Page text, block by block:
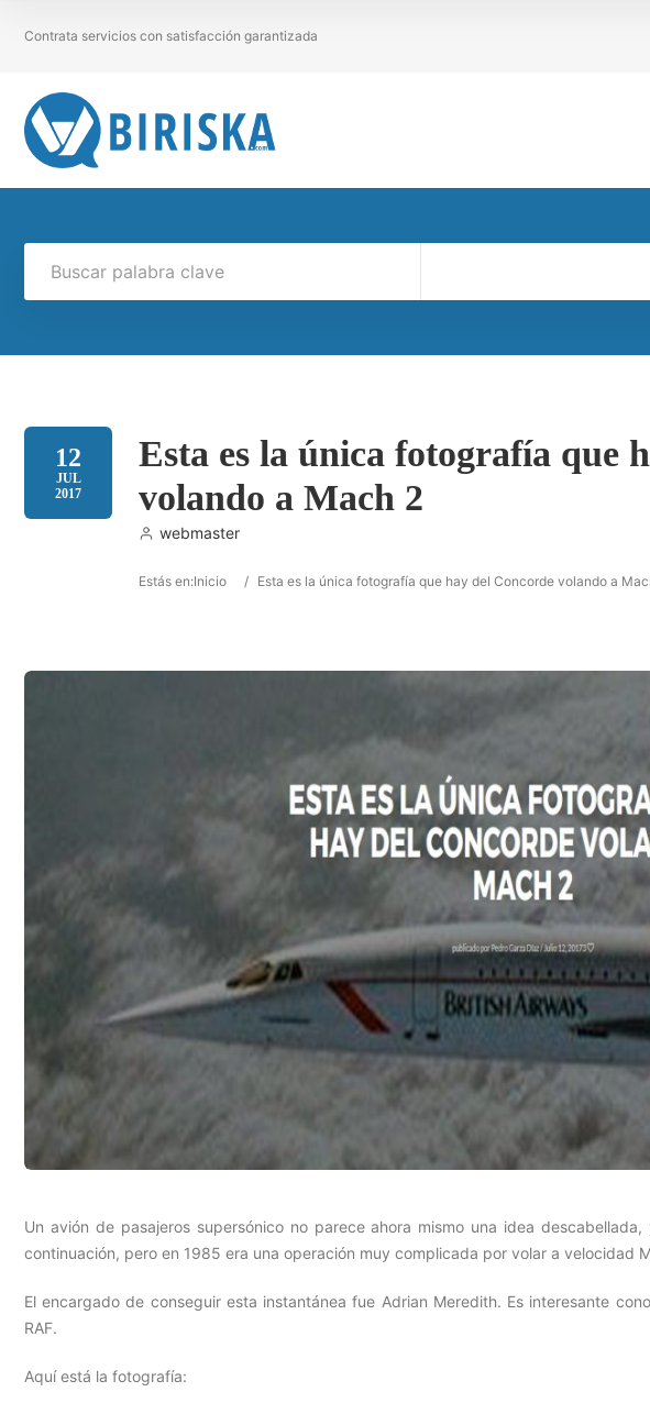
Contrata servicios con satisfacción garantizada
12
JUL
2017
Esta es la única fotografía que
volando a Mach 2
webmaster
Estás en:Inicio / Esta es la única fotografía que hay del Concorde volando a
Un avión de pasajeros supersónico no parece ahora mismo una idea
continuación, pero en 1985 era una operación muy complicada por volar a velocidad
El encargado de conseguir esta instantánea fue Adrian Meredith. Es interesante
RAF.
Aquí está la fotografía: